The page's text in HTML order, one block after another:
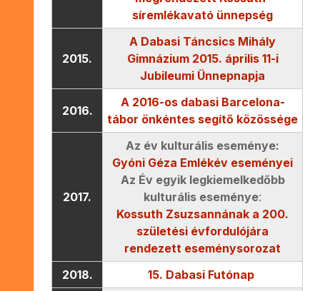
síremlékavató ünnepség
2015.
A Dabasi Táncsics Mihály
Gimnázium 2015. április 11-i
Jubileumi Ünnepnapja
2016.
A 2016-os dabasi Barcelona-
tábor önkéntes segítő közössége
2017.
Az év kulturális eseménye:
Gyóni Géza Emlékév eseményei
Az Év egyik legkiemelkedőbb
kulturális eseménye:
Kossuth Zsuzsannának a 200.
születési évfordulójára
rendezett eseménysorozat
2018.
15. Dabasi Futónap